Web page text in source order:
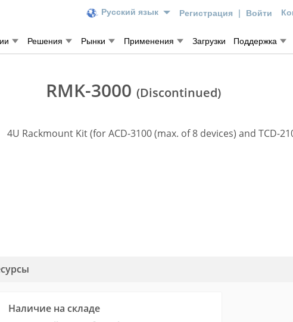
Русский язык Регистрация | Войти
Решения Рынки Применения Загрузки Поддержка
RMK-3000 (Discontinued)
4U Rackmount Kit (for ACD-3100 (max. of 8 devices) and TCD-
Наличие на складе